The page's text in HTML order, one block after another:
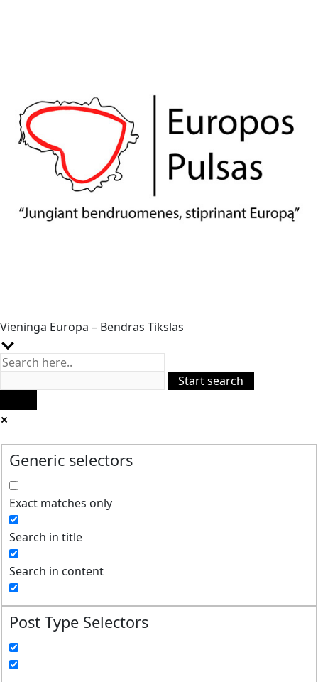
Vieninga Europa – Bendras Tikslas
Generic selectors
Exact matches only
Search in title
Search in content
Post Type Selectors